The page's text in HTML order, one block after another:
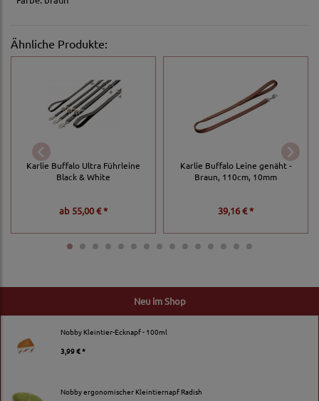
Neu im Shop
Nobby Kleintier-Ecknapf - 100ml
3,99 € *
Nobby ergonomischer Kleintiernapf Radish
Ähnliche Produkte:
Karlie Buffalo Ultra Führleine
Black & White
ab 55,00 € *
Karlie Buffalo Leine genäht -
Braun, 110cm, 10mm
39,16 € *